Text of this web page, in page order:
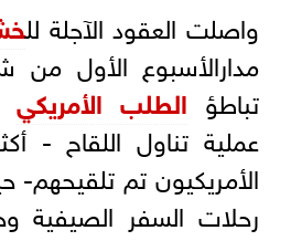
واصلت العقود الآجلة لل
مدارالأسبوع الأول
تباطؤ الطلب الأمريكي
الأمريكيون تم تلقيحهم-
رحلات السفر الصيفية